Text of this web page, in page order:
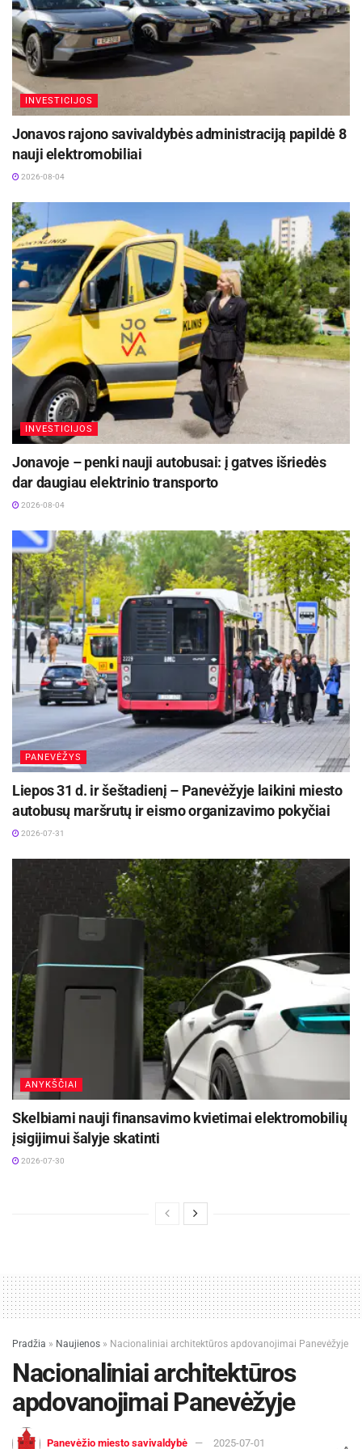
rankų įrangos, kt. pašaliniai veiksmai, galintys
turėti įtakos saugiai vairuoti).
Apskričių vyriausieji policijos komisariatai savo
prižiūrimose teritorijose gali organizuoti ir kitas
papildomas priemones (reidus).
Žymos:
INVESTICIJOS
Jonavos rajono savivaldybės administraciją papildė 8
nauji elektromobiliai
2026-08-04
INVESTICIJOS
Jonavoje – penki nauji autobusai: į gatves išriedės
dar daugiau elektrinio transporto
2026-08-04
PANEVĖŽYS
Liepos 31 d. ir šeštadienį – Panevėžyje laikini miesto
autobusų maršrutų ir eismo organizavimo pokyčiai
2026-07-31
ANYKŠČIAI
Skelbiami nauji finansavimo kvietimai elektromobilių
įsigijimui šalyje skatinti
2026-07-30
Pradžia » Naujienos » Nacionaliniai architektūros apdovanojimai Panevėžyje
Nacionaliniai architektūros
apdovanojimai Panevėžyje
Panevėžio miesto savivaldybė 2025-07-01